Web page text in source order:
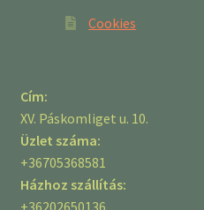
Cookies
Cím:
XV. Páskomliget u. 10.
Üzlet száma:
+36705368581
Házhoz szállítás:
+36202650136